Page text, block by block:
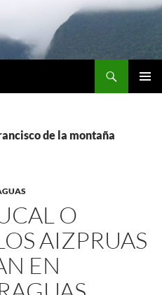
de la montaña
O
AIZPRUAS
EN